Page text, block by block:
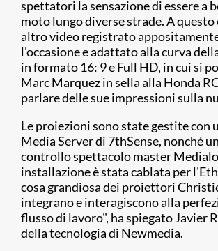
spettatori la sensazione di essere a
moto lungo diverse strade. A questo
altro video registrato
l'occasione e adattato alla curva
in formato 16: 9 e Full HD, in cui si
Marc Marquez in sella alla Honda
parlare delle sue impressioni sulla
Le proiezioni sono state gestite con
Media Server di 7thSense, nonché
controllo spettacolo master
installazione è stata cablata per
cosa grandiosa dei proiettori
integrano e interagiscono alla
flusso di lavoro", ha spiegato Javier
della tecnologia di Newmedia.